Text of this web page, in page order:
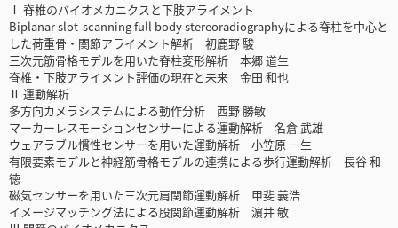
Ⅰ 脊椎のバイオメカニクスと下肢アライメント
Biplanar slot-scanning full body stereoradiographyによる脊柱を中心と
した荷重骨・関節アライメント解析 初鹿野 駿
三次元筋骨格モデルを用いた脊柱変形解析 本郷 道生
脊椎・下肢アライメント評価の現在と未来 金田 和也
Ⅱ 運動解析
多方向カメラシステムによる動作分析 西野 勝敏
マーカーレスモーションセンサーによる運動解析 名倉 武雄
ウェアラブル慣性センサーを用いた運動解析 小笠原 一生
有限要素モデルと神経筋骨格モデルの連携による歩行運動解析 長谷 和
徳
磁気センサーを用いた三次元肩関節運動解析 甲斐 義浩
イメージマッチング法による股関節運動解析 濵井 敏